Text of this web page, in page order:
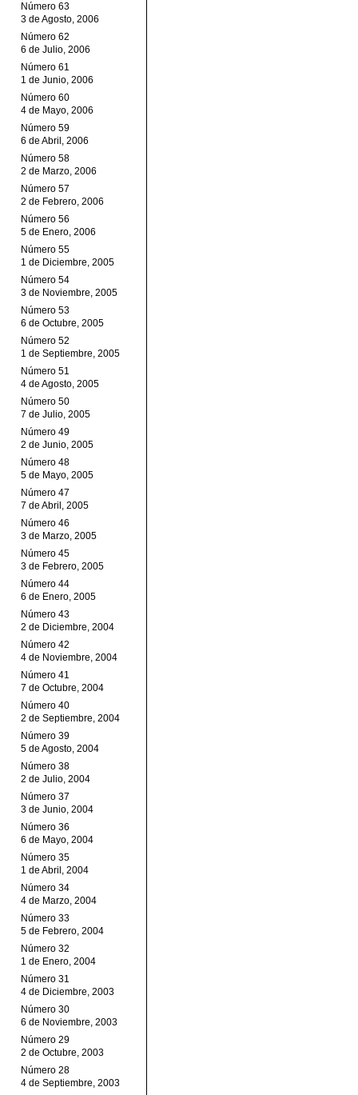
Número 63
3 de Agosto, 2006
Número 62
6 de Julio, 2006
Número 61
1 de Junio, 2006
Número 60
4 de Mayo, 2006
Número 59
6 de Abril, 2006
Número 58
2 de Marzo, 2006
Número 57
2 de Febrero, 2006
Número 56
5 de Enero, 2006
Número 55
1 de Diciembre, 2005
Número 54
3 de Noviembre, 2005
Número 53
6 de Octubre, 2005
Número 52
1 de Septiembre, 2005
Número 51
4 de Agosto, 2005
Número 50
7 de Julio, 2005
Número 49
2 de Junio, 2005
Número 48
5 de Mayo, 2005
Número 47
7 de Abril, 2005
Número 46
3 de Marzo, 2005
Número 45
3 de Febrero, 2005
Número 44
6 de Enero, 2005
Número 43
2 de Diciembre, 2004
Número 42
4 de Noviembre, 2004
Número 41
7 de Octubre, 2004
Número 40
2 de Septiembre, 2004
Número 39
5 de Agosto, 2004
Número 38
2 de Julio, 2004
Número 37
3 de Junio, 2004
Número 36
6 de Mayo, 2004
Número 35
1 de Abril, 2004
Número 34
4 de Marzo, 2004
Número 33
5 de Febrero, 2004
Número 32
1 de Enero, 2004
Número 31
4 de Diciembre, 2003
Número 30
6 de Noviembre, 2003
Número 29
2 de Octubre, 2003
Número 28
4 de Septiembre, 2003